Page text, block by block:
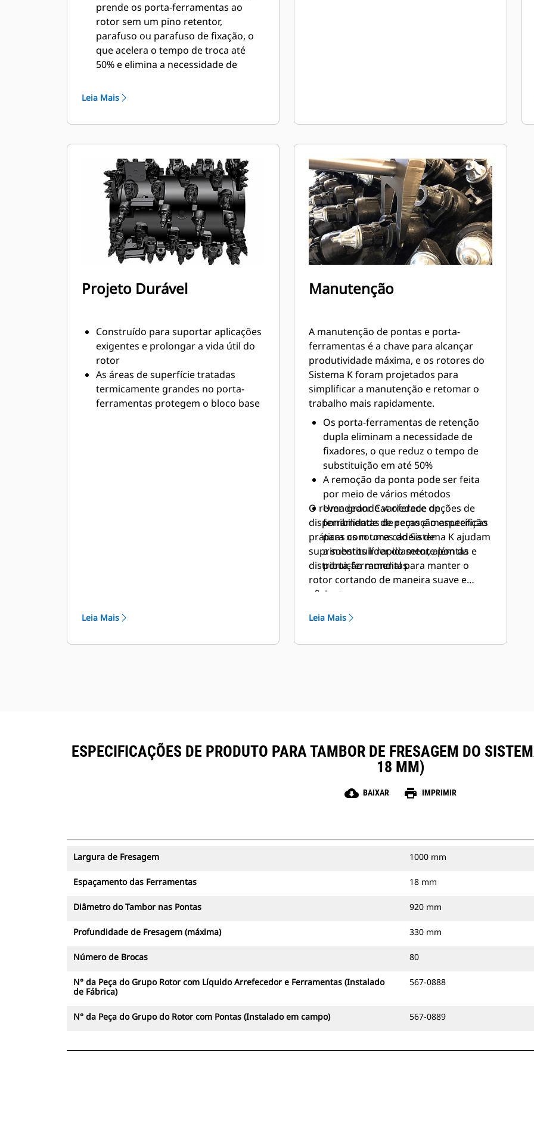
prende os porta-ferramentas ao
rotor sem um pino retentor,
parafuso ou parafuso de fixação, o
que acelera o tempo de troca até
50% e elimina a necessidade de
O anel de desgaste de 20 mm é 66%
ferramentas do Sistema G
devida para evitar o desgaste dos
blocos e dos suportes
A água pode penetrar o furo de
acesso radial do porta-ferramentas
para auxiliar na rotação do dente
tendo em vista o desgaste uniforme
da ponta
Os porta-ferramentas estão
disponíveis para acomodar pontas
com hastes de 20 mm, 22 mm e 25
Leia Mais
Projeto Durável
Construído para suportar aplicações
exigentes e prolongar a vida útil do
rotor
As áreas de superfície tratadas
termicamente grandes no porta-
ferramentas protegem o bloco base
Leia Mais
Manutenção
A manutenção de pontas e porta-
ferramentas é a chave para alcançar
produtividade máxima, e os rotores do
Sistema K foram projetados para
simplificar a manutenção e retomar o
trabalho mais rapidamente.
Os porta-ferramentas de retenção
dupla eliminam a necessidade de
fixadores, o que reduz o tempo de
substituição em até 50%
A remoção da ponta pode ser feita
por meio de vários métodos
Uma grande variedade de
ferramentas de remoção específicas
para os rotores do Sistema K ajudam
a substituir rapidamente pontas e
porta-ferramentas
O revendedor Cat oferece opções de
disponibilidade de peças e manutenção
práticas com uma cadeia de
suprimentos líder do setor, além da
distribuição mundial para manter o
rotor cortando de maneira suave e
eficiente.
Leia Mais
ESPECIFICAÇÕES DE PRODUTO PARA TAMBOR DE FRESAGEM DO
18 MM)
cloud_download BAIXAR print IMPRIMIR
Largura de Fresagem 1000 mm
Espaçamento das Ferramentas 18 mm
Diâmetro do Tambor nas Pontas 920 mm
Profundidade de Fresagem (máxima) 330 mm
Número de Brocas 80
N° da Peça do Grupo Rotor com Líquido Arrefecedor e Ferramentas (Instalado
de Fábrica)
567-0888
N° da Peça do Grupo do Rotor com Pontas (Instalado em campo) 567-0889